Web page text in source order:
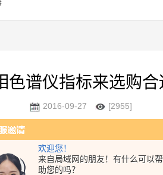
欢迎您！
来自局域网的朋友！有什么可以帮
助您的吗？
色谱仪指标来选购
2016-09-27 [2955]
别是中药分析、药物提取合成、
昊仪器有限公司给大家介绍几条
谱柱等部分组成。判断液相色谱